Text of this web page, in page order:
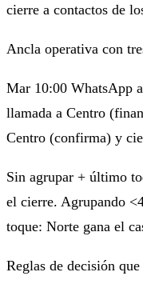
cierre a contactos de
Ancla operativa con
Mar 10:00 WhatsApp
llamada a Centro
Centro (confirma) y
Sin agrupar + último
el cierre. Agrupando
toque: Norte gana el
Reglas de decisión